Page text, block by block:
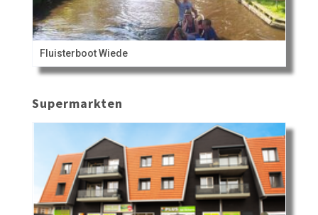
Fluisterboot Wiede
Supermarkten